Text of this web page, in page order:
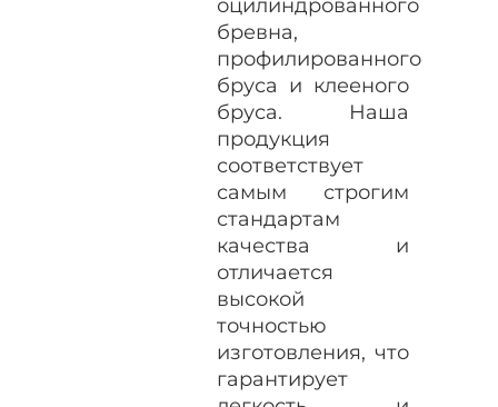
оцилиндрованного
бревна,
профилированного
бруса и клееного
бруса. Наша
продукция
соответствует
самым строгим
стандартам
качества и
отличается
высокой
точностью
изготовления, что
гарантирует